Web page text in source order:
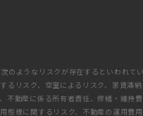
のようなリスクが存在するといわれて
るリスク、空室によるリスク、家賃滞
不動産に係る所有者責任、修繕・維持
態様に関するリスク、不動産の運用費